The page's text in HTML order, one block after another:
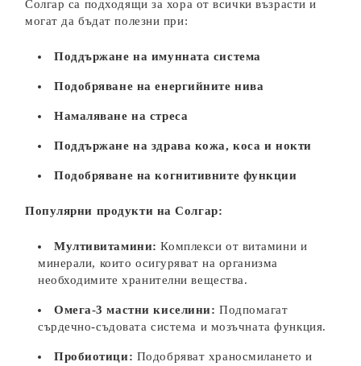
Солгар са подходящи за хора от всички възрасти и
могат да бъдат полезни при:
Поддържане на имунната система
Подобряване на енергийните нива
Намаляване на стреса
Поддържане на здрава кожа, коса и нокти
Подобряване на когнитивните функции
Популярни продукти на Солгар:
Мултивитамини: Комплекси от витамини и
минерали, които осигуряват на организма
необходимите хранителни вещества.
Омега-3 мастни киселини: Подпомагат
сърдечно-съдовата система и мозъчната функция.
Пробиотици: Подобряват храносмилането и